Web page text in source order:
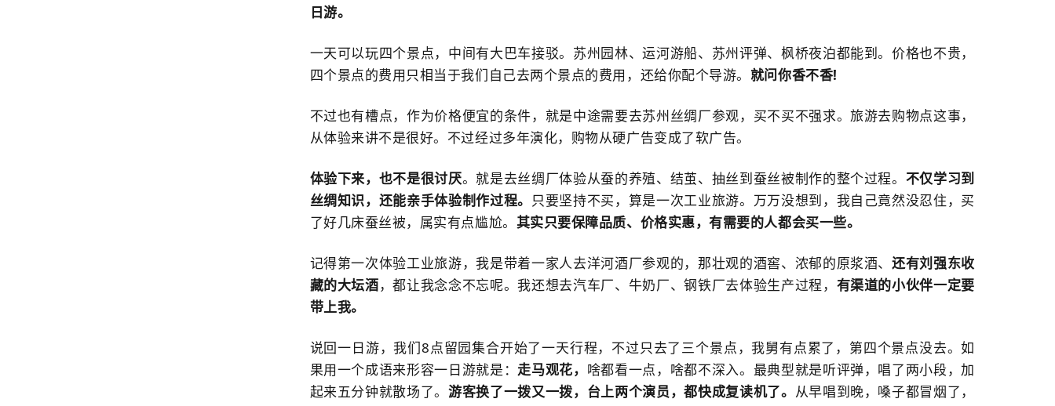
日游。
一天可以玩四个景点，中间有大巴车接驳。苏州园林、运河游船、苏州评弹、枫桥夜泊都能到。价格也不贵，
四个景点的费用只相当于我们自己去两个景点的费用，还给你配个导游。 就问你香不香!
不过也有槽点，作为价格便宜的条件，就是中途需要去苏州丝绸厂参观，买不买不强求。旅游去购物点这事，
从体验来讲不是很好。不过经过多年演化，购物从硬广告变成了软广告。
体验下来，也不是很讨厌。就是去丝绸厂体验从蚕的养殖、结茧、抽丝到蚕丝被制作的整个过程。 不仅学习到
丝绸知识，还能亲手体验制作过程。 只要坚持不买，算是一次工业旅游。万万没想到，我自己竟然没忍住，买
了好几床蚕丝被，属实有点尴尬。 其实只要保障品质、价格实惠，有需要的人都会买一些。
记得第一次体验工业旅游，我是带着一家人去洋河酒厂参观的，那壮观的酒窖、浓郁的原浆酒、还有刘强东收
藏的大坛酒，都让我念念不忘呢。我还想去汽车厂、牛奶厂、钢铁厂去体验生产过程， 有渠道的小伙伴一定要
带上我。
说回一日游，我们8点留园集合开始了一天行程，不过只去了三个景点，我舅有点累了，第四个景点没去。如
果用一个成语来形容一日游就是： 走马观花， 啥都看一点，啥都不深入。最典型就是听评弹，唱了两小段，加
起来五分钟就散场了。游客换了一拨又一拨，台上两个演员，都快成复读机了。 从早唱到晚，嗓子都冒烟了，